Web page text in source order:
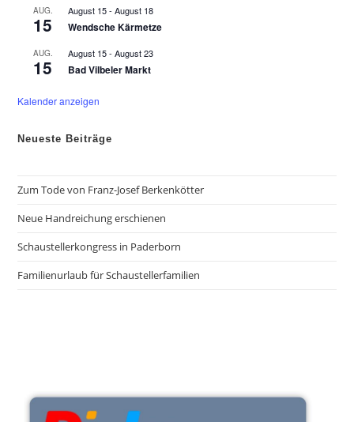
e
h
o
e
n
AUG.
15
August 15-August 18
Wendsche Kärmetze
AUG.
15
August 15-August 23
Bad Vilbeler Markt
Kalender anzeigen
Neueste Beiträge
Zum Tode von Franz-Josef Berkenkötter
Neue Handreichung erschienen
Schaustellerkongress in Paderborn
Familienurlaub für Schaustellerfamilien